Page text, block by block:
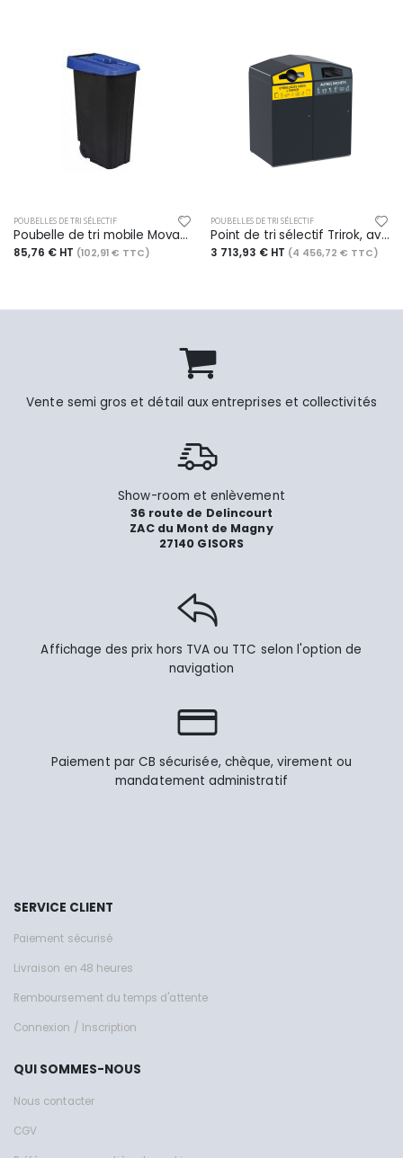
POUBELLES DE TRI SÉLECTIF
Poubelle de tri mobile Movatri - 110l - noir / bleu
85,76 € HT (102,91 € TTC)
POUBELLES DE TRI SÉLECTIF
Point de tri sélectif Trirok, avec serrure - emballages / autres déchets - 2 x 240l - anthracite mat - RAL 7016
3 713,93 € HT (4 456,72 € TTC)
Vente semi gros et détail aux entreprises et collectivités
Show-room et enlèvement
36 route de Delincourt
ZAC du Mont de Magny
27140 GISORS
Affichage des prix hors TVA ou TTC selon l'option de
navigation
Paiement par CB sécurisée, chèque, virement ou
mandatement administratif
SERVICE CLIENT
Paiement sécurisé
Livraison en 48 heures
Remboursement du temps d'attente
Connexion / Inscription
QUI SOMMES-NOUS
Nous contacter
CGV